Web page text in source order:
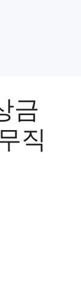
금
직